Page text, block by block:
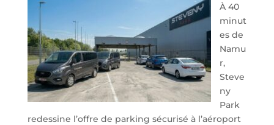
À 40
minut
es de
Namu
r,
Steve
ny
Park
redessine l’offre de parking sécurisé à l’aéroport